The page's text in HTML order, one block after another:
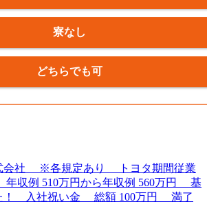
寮なし
どちらでも可